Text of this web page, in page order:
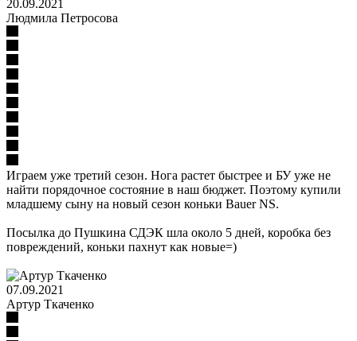
20.09.2021
Людмила Петросова
Играем уже третий сезон. Нога растет быстрее и БУ уже не
найти порядочное состояние в наш бюджет. Поэтому купили
младшему сыну на новый сезон коньки Bauer NS.
Посылка до Пушкина СДЭК шла около 5 дней, коробка без
повреждений, коньки пахнут как новые=)
07.09.2021
Артур Ткаченко